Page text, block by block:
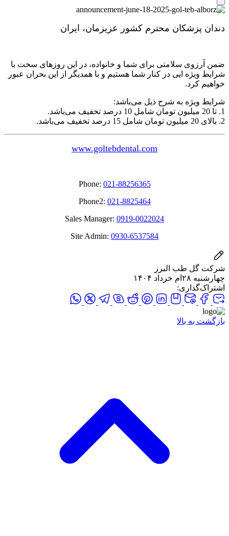
دندان پزشکان محترم کشور عزیزمان، ایران
ضمن آرزوی سلامتی برای شما و خانواده، در اين روزهای سخت با
شرايط ويژه ايی در کنار شما هستيم و با همديگر از اين بحران عبور
خواهيم کرد.
شرايط ويژه به شرح ذيل می‌باشد:
1. تا 20 ميليون تومان شامل 10 درصد تخفيف می‌باشد.
2. بالای 20 ميليون تومان شامل 15 درصد تخفيف می‌باشد.
www.goltebdental.com
Phone: 021-88256365
Phone2: 021-8825464
Sales Manager: 0919-0022024
Site Admin: 0930-6537584
شرکت گل طب البرز
چهارشنبه ۲۸ام خرداد ۱۴۰۴
اشتراک‌گذاری:
بازگشت به بالا